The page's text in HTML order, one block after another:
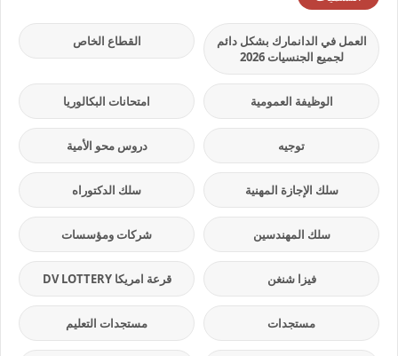
العمل في الدانمارك بشكل دائم
لجميع الجنسيات 2026
القطاع الخاص
الوظيفة العمومية امتحانات البكالوريا
توجيه دروس محو الأمية
سلك الإجازة المهنية سلك الدكتوراه
سلك المهندسين شركات ومؤسسات
فيزا شنغن قرعة امريكا DV LOTTERY
مستجدات مستجدات التعليم